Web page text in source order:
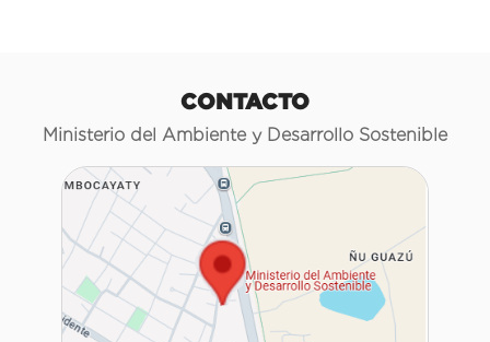
CONTACTO
Ministerio del Ambiente y Desarrollo Sostenible